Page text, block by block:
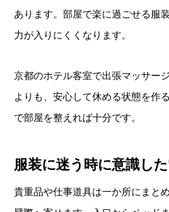
あります。部屋で楽に過ごせる服
力が入りにくくなります。
京都のホテル客室で出張マッサー
よりも、安心して休める状態を作
で部屋を整えれば十分です。
服装に迷う時に意識し
貴重品や仕事道具は一か所にまと